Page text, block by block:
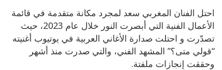
احتل الفنان المغربي سعد لمجرد مكانة متقدمة في قائمة
الأعمال الفنية التي أبصرت النور خلال عام 2023، حيث
تصدّرت و احتلت صدارة الأغاني العربية في يوتيوب أغنيته
“قولي متى؟” المشهد الفني، والتي صدرت منذ أشهر
وحققت إنجازات ملفتة.